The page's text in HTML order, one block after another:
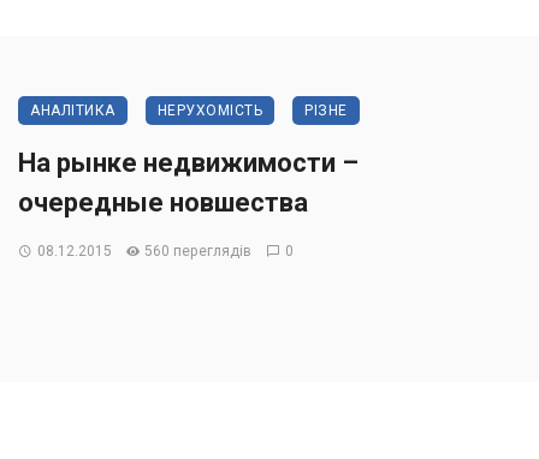
АНАЛІТИКА НЕРУХОМІСТЬ РІЗНЕ
На рынке недвижимости –
очередные новшества
08.12.2015 560 переглядів 0